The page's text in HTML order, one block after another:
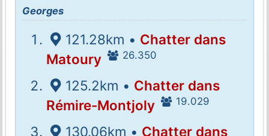
Georges
121.28km • Chatter dans
Matoury
26.350
125.2km • Chatter dans
Rémire-Montjoly
19.029
130.06km • Chatter dans